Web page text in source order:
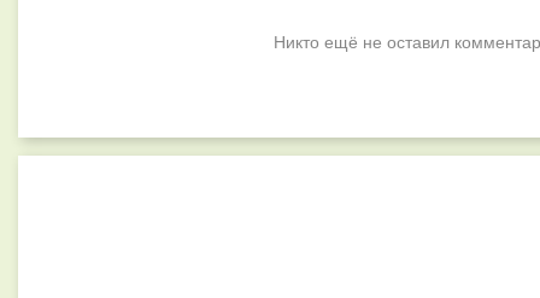
Никто ещё не оставил